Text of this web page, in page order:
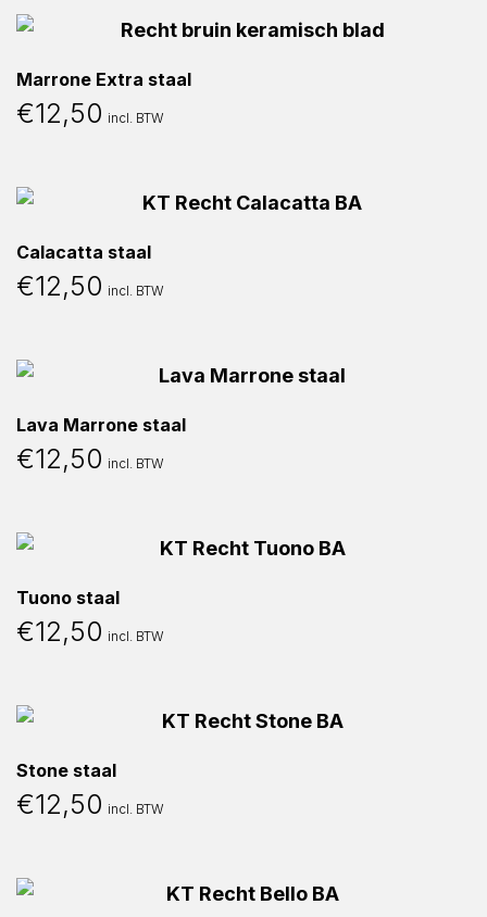
Marrone Extra staal
€12,50 incl. BTW
Calacatta staal
€12,50 incl. BTW
Lava Marrone staal
€12,50 incl. BTW
Tuono staal
€12,50 incl. BTW
Stone staal
€12,50 incl. BTW